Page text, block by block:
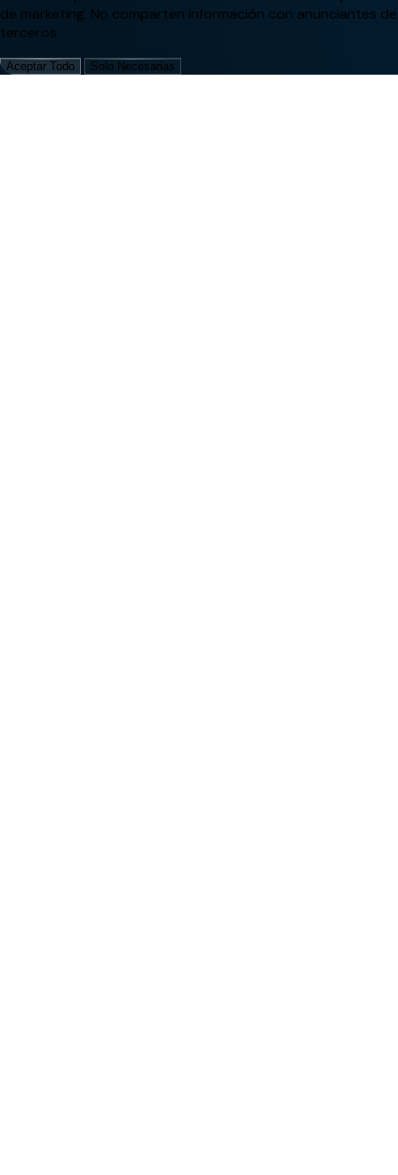
de marketing. No comparten información con anunciantes de
terceros.
Aceptar Todo Solo Necesarias